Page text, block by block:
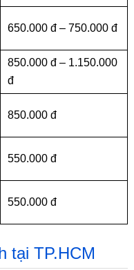
650.000 đ – 750.000 đ
850.000 đ – 1.150.000
đ
850.000 đ
550.000 đ
550.000 đ
tại TP.HCM